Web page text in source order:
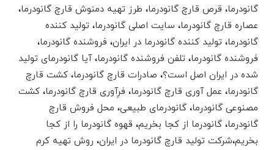
گانودرما، قرص قارچ گانودرما، طرز تهیه دمنوش قارچ گانودرما،
عصاره قارچ گانودرما،‌ سایت اصلی گانودرما، تولید کننده
گانودرما، تولید کننده گانودرما در ایران، فروشنده گانودرما،
فروشنده گانودرما، تلفن فروشنده گانودرما،آیا گانودرمای تولید
شده در ایران اصل است؟، صادرات قارچ گانودرما،‌ کشت قارچ
گانودرما، عمل آوری قارچ گانودرما، فرِآوری قارچ گانودرما، کشت
مصنوعی گانودرما، گانودرمای طبیعی، محل فروش قارچ
گانودرما، گانودرما از کجا بخریم، قهوه گانودرما را از کجا
بخریم،شرکت تولید قارچ گانودرما در ایران، روش تهیه کرم